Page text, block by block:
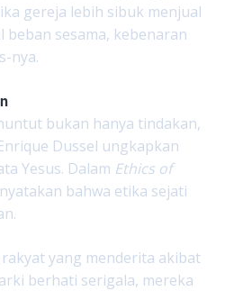
gereja lebih sibuk menjual
beban sesama, kebenaran
nya.
bukan hanya tindakan,
Dussel ungkapkan
Yesus. Dalam Ethics of
bahwa etika sejati
yang menderita akibat
berhati serigala, mereka